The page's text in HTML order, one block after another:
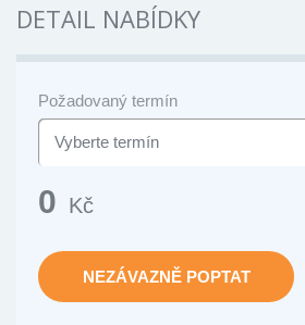
DETAIL NABÍDKY
Požadovaný termín
0 Kč
NEZÁVAZNĚ POPTAT